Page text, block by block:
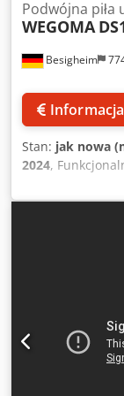
Besigheim
Podwójna piła
WEGOMA
Stan: jak nowa
2024,
sterowaniem na
bezstopniowo